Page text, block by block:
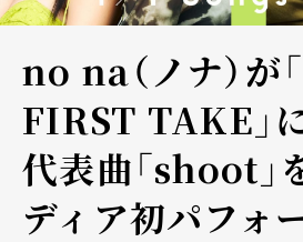
no na（ノナ）が
FIRST TAKE」
代表曲「shoot」
ディア初パフォ